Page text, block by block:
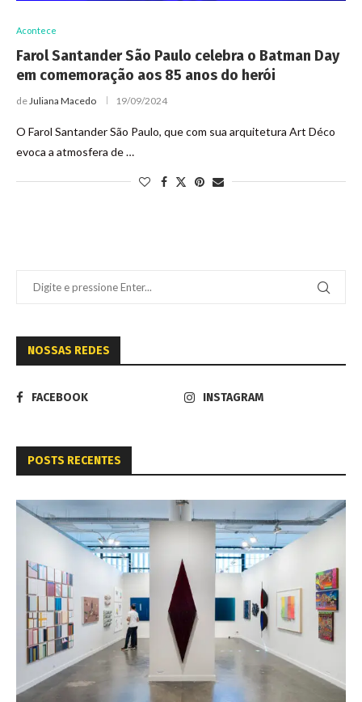
Acontece
Farol Santander São Paulo celebra o Batman Day
em comemoração aos 85 anos do herói
deJuliana Macedo 19/09/2024
O Farol Santander São Paulo, que com sua arquitetura Art Déco
evoca a atmosfera de …
NOSSAS REDES
FACEBOOK INSTAGRAM
POSTS RECENTES